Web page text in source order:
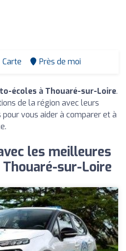
Carte Près de moi
écoles à Thouaré-sur-Loire.
de la région avec leurs
vous aider à comparer et à
les meilleures
sur-Loire